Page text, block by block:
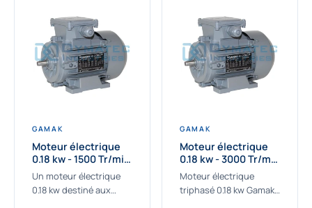
GAMAK
Moteur électrique
0.18 kw - 1500 Tr/min
- 230/400V - IE2
Un moteur électrique
0.18 kw destiné aux
GAMAK
Moteur électrique
0.18 kw - 3000 Tr/min
- 230/400V - IE2
Moteur électrique
triphasé 0.18 kw Gamak,